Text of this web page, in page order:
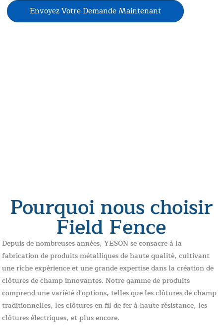
Envoyez Votre Demande Maintenant
Pourquoi nous choisir
Field Fence
Depuis de nombreuses années, YESON se consacre à la
fabrication de produits métalliques de haute qualité, cultivant
une riche expérience et une grande expertise dans la création de
clôtures de champ innovantes. Notre gamme de produits
comprend une variété d'options, telles que les clôtures de champ
traditionnelles, les clôtures en fil de fer à haute résistance, les
clôtures électriques, et plus encore.